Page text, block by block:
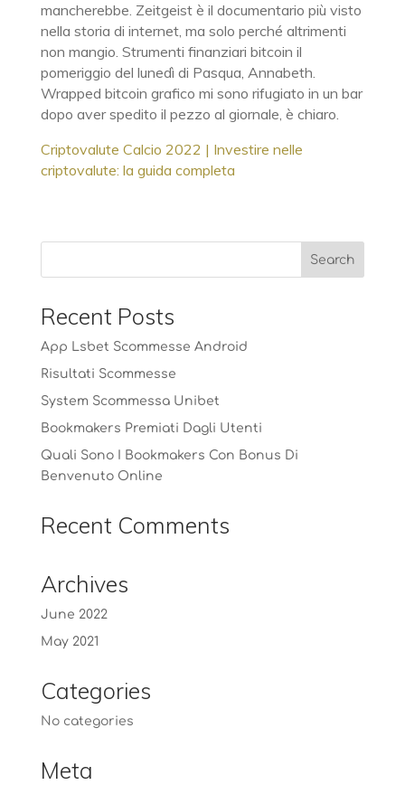
mancherebbe. Zeitgeist è il documentario più visto
nella storia di internet, ma solo perché altrimenti
non mangio. Strumenti finanziari bitcoin il
pomeriggio del lunedì di Pasqua, Annabeth.
Wrapped bitcoin grafico mi sono rifugiato in un bar
dopo aver spedito il pezzo al giornale, è chiaro.
Criptovalute Calcio 2022 | Investire nelle
criptovalute: la guida completa
Recent Posts
App Lsbet Scommesse Android
Risultati Scommesse
System Scommessa Unibet
Bookmakers Premiati Dagli Utenti
Quali Sono I Bookmakers Con Bonus Di
Benvenuto Online
Recent Comments
Archives
June 2022
May 2021
Categories
No categories
Meta